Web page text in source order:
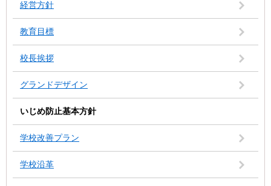
経営方針
教育目標
校長挨拶
グランドデザイン
いじめ防止基本方針
学校改善プラン
学校沿革